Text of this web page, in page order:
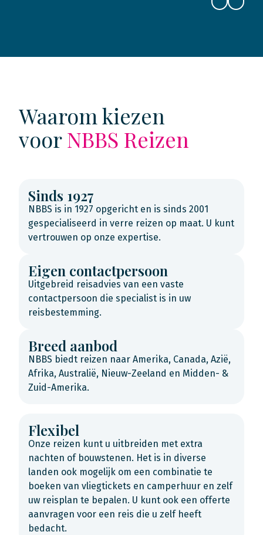
Waarom kiezen
voorNBBS Reizen
Sinds 1927
NBBS is in 1927 opgericht en is sinds 2001
gespecialiseerd in verre reizen op maat. U kunt
vertrouwen op onze expertise.
Eigen contactpersoon
Uitgebreid reisadvies van een vaste
contactpersoon die specialist is in uw
reisbestemming.
Breed aanbod
NBBS biedt reizen naar Amerika, Canada, Azië,
Afrika, Australië, Nieuw-Zeeland en Midden- &
Zuid-Amerika.
Flexibel
Onze reizen kunt u uitbreiden met extra
nachten of bouwstenen. Het is in diverse
landen ook mogelijk om een combinatie te
boeken van vliegtickets en camperhuur en zelf
uw reisplan te bepalen. U kunt ook een offerte
aanvragen voor een reis die u zelf heeft
bedacht.